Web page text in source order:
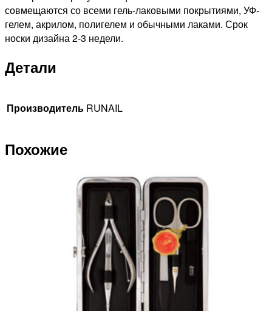
совмещаются со всеми гель-лаковыми покрытиями, УФ-
гелем, акрилом, полигелем и обычными лаками. Срок
носки дизайна 2-3 недели.
Детали
Производитель RUNAIL
Похожие